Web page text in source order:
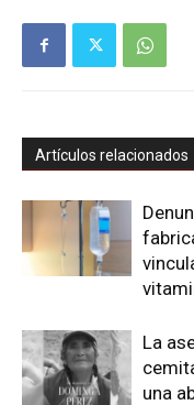
Artículos relacionados
La
una